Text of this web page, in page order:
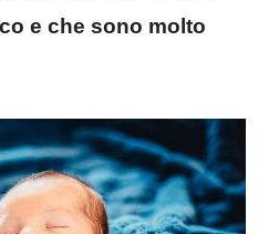
e che sono molto